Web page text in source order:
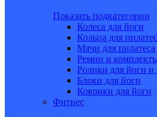
Показать подкатегории
Колеса для йоги
Кольца для
Мячи для пилатеса
Ремни и
Ролики для йоги и
Блоки для йоги
Коврики для йоги
Фитнес